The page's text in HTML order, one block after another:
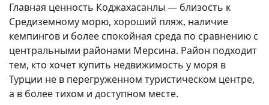
Главная ценность Коджахасанлы — близость к
Средиземному морю, хороший пляж, наличие
кемпингов и более спокойная среда по сравнению с
центральными районами Мерсина. Район подходит
тем, кто хочет купить недвижимость у моря в
Турции не в перегруженном туристическом центре,
а в более тихом и доступном месте.